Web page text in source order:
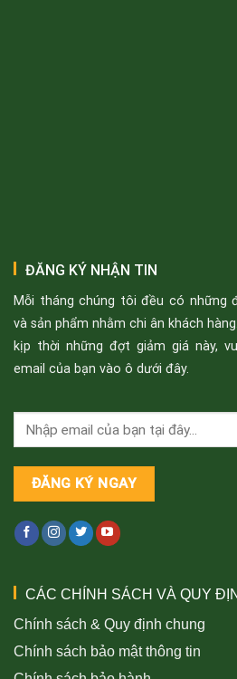
ĐĂNG KÝ NHẬN TIN
Mỗi tháng chúng tôi đều có những
và sản phẩm nhằm chi ân khách
kịp thời những đợt giảm giá này,
email của bạn vào ô dưới đây.
CÁC CHÍNH SÁCH VÀ QUY
Chính sách & Quy định chung
Chính sách bảo mật thông tin